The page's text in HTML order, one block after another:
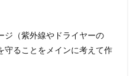
ジ（紫外線やドライヤーの
守ることをメインに考えて作